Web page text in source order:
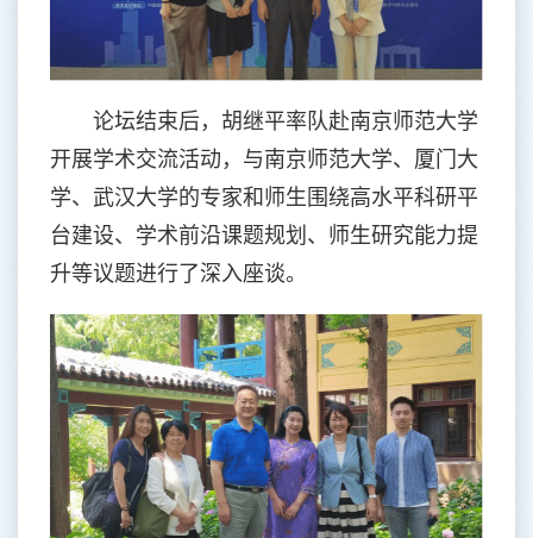
论坛结束后，胡继平率队赴南京师范大学
开展学术交流活动，与南京师范大学、厦门大
学、武汉大学的专家和师生围绕高水平科研平
台建设、学术前沿课题规划、师生研究能力提
升等议题进行了深入座谈。